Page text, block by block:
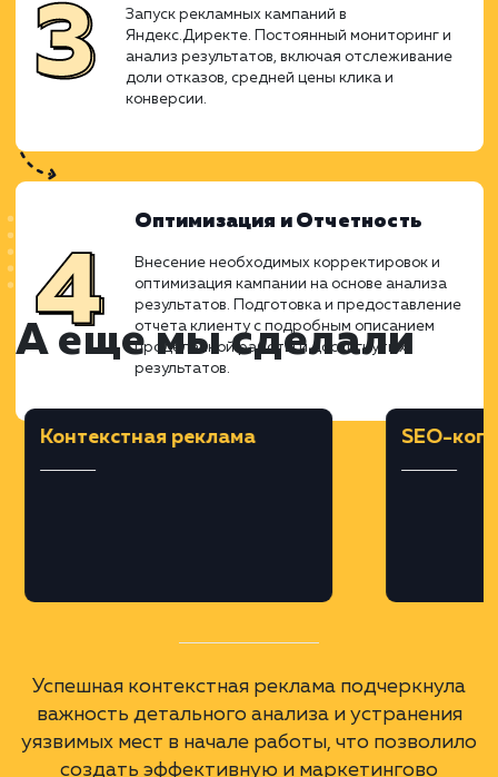
для устранения уязвимых мест. Установка
капчи на формы обратной связи и
с reachgoal Яндекса.
Рекламы
Анализ ключевых слов и выявление
запросов. Подбор минус-фраз,
корректировка ставок и определение
бюджета кампании. Разработка
вариантов объявлений, учитывая
Новгород и Нижегородская обл.).
Запуск рекламных кампаний в
анализ результатов, включая
конверсии.